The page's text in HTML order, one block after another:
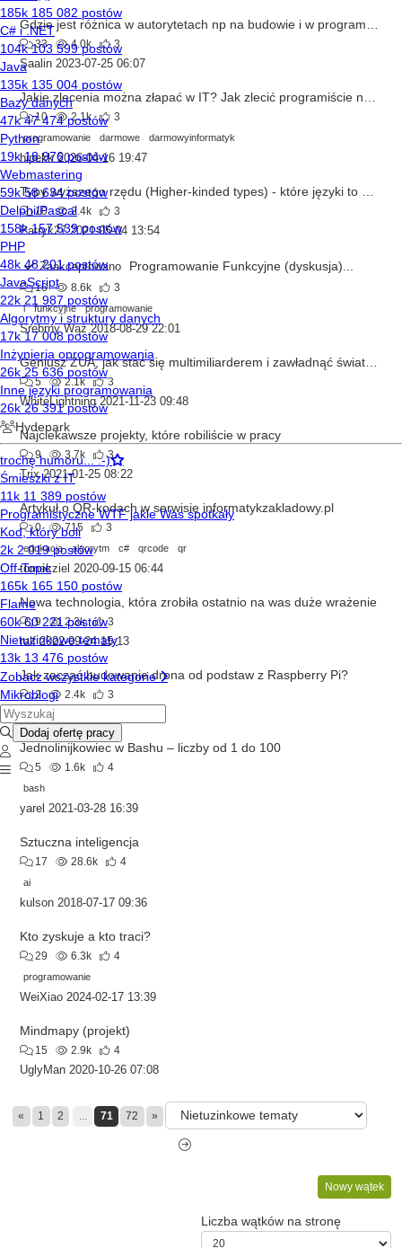
33 4.0k 3
Saalin 2023-07-25 06:07
10 2.1k
3
programowanie
darmowe darmowyinformatyk
hipekk 2026-04-16 19:47
10 2.4k 3
Patryk27 2021-05-04 13:54
Zaakceptowano Programowanie Funkcyjne (dyskusja)...
16 8.6k
3
i
funkcyjne programowanie
Srebrny Wąż 2018-08-29 22:01
5 2.1k 3
WhiteLightning 2021-11-23 09:48
Najciekawsze projekty, które robiliście w pracy
9 3.7k 3
Trix 2021-01-25 08:22
Artykuł o QR-kodach w serwisie informatykzakladowy.pl
0 715
3
edukacja
algorytm c# qrcode qr
tomekziel 2020-09-15 06:44
Nowa technologia, która zrobiła ostatnio na was duże wrażenie
9 2.3k 3
ralf 2022-09-24 15:13
Jak zacząć budowanie drona od podstaw z Raspberry Pi?
2 2.4k 3
Dregorio
Jednolinijkowiec w Bashu – liczby od 1 do 100
5 1.6k
4
bash
yarel 2021-03-28 16:39
Sztuczna inteligencja
17 28.6k
4
ai
kulson 2018-07-17 09:36
Kto zyskuje a kto traci?
29 6.3k
4
programowanie
WeiXiao 2024-02-17 13:39
Mindmapy (projekt)
15 2.9k 4
UglyMan 2020-10-26 07:08
« 1 2 ... 71 72 »
Nowy wątek
Liczba wątków na stronę